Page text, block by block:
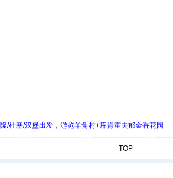
杜塞/汉堡出发，游览羊角村+库肯霍夫郁金香花园
TOP